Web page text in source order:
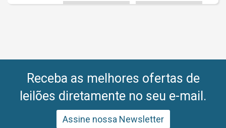
Receba as melhores ofertas de
leilões diretamente no seu e-mail.
Assine nossa Newsletter